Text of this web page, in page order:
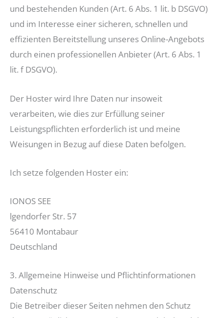
und bestehenden Kunden (Art. 6 Abs. 1 lit. b DSGVO)
und im Interesse einer sicheren, schnellen und
effizienten Bereitstellung unseres Online-Angebots
durch einen professionellen Anbieter (Art. 6 Abs. 1
lit. f DSGVO).
Der Hoster wird Ihre Daten nur insoweit
verarbeiten, wie dies zur Erfüllung seiner
Leistungspflichten erforderlich ist und meine
Weisungen in Bezug auf diese Daten befolgen.
Ich setze folgenden Hoster ein:
IONOS SEE
lgendorfer Str. 57
56410 Montabaur
Deutschland
3. Allgemeine Hinweise und Pflicht­informationen
Datenschutz
Die Betreiber dieser Seiten nehmen den Schutz